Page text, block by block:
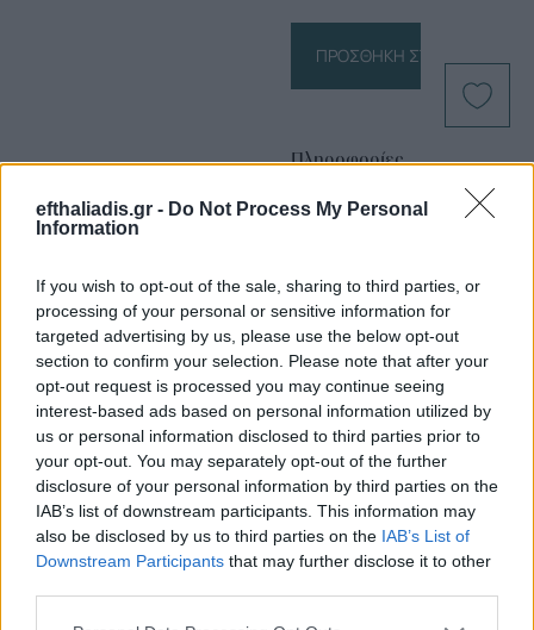
efthaliadis.gr - Do Not Process My Personal
Information
If you wish to opt-out of the sale, sharing to third parties, or
processing of your personal or sensitive information for
targeted advertising by us, please use the below opt-out
section to confirm your selection. Please note that after your
opt-out request is processed you may continue seeing
interest-based ads based on personal information utilized by
us or personal information disclosed to third parties prior to
your opt-out. You may separately opt-out of the further
disclosure of your personal information by third parties on the
IAB’s list of downstream participants. This information may
also be disclosed by us to third parties on the IAB’s List of
Downstream Participants that may further disclose it to other
ΠΡΟΣΘΉΚΗ ΣΤΟ ΚΑΛΆΘΙ
Πληροφορίες
Επιλογές Που Ταιριάζουν
Ανακαλύψτε τα κοσμήματα που αγαπήθηκαν περισσότερο!
Εδώ θα βρείτε τις κορυφαίες επιλογές που ξεχωρίζουν για
το μοναδικό τους στυλ και την εξαιρετική τους ποιότητα.